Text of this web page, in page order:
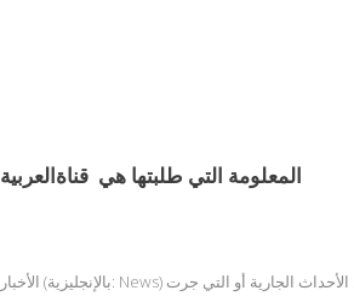
المعلومة التي طلبتها هي قناةالعربية
الأخبار (بالإنجليزية: News) هي عبارة عن معلومات عن الأحداث الجارية أو التي جرت